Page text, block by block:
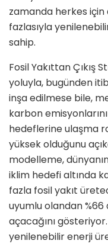
zamanda herkes
fazlasıyla
sahip.
Fosil Yakıttan Çıkış
yoluyla, bugünden
inşa edilmese bile,
karbon
hedeflerine ulaşma
yüksek olduğunu
modelleme,
iklim hedefi altında
fazla fosil yakıt
uyumlu olandan
açacağını
yenilenebilir enerji